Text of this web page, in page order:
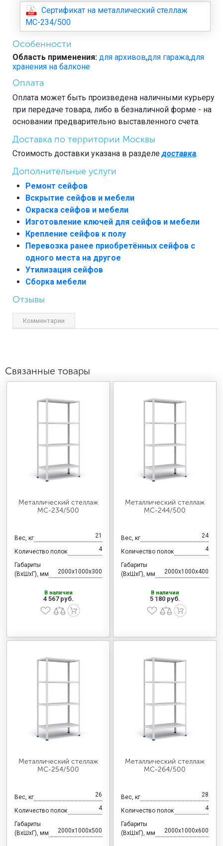
Сертификат на металлический стеллаж
МС-234/500
Особенности
Область применения: для архивов,для гаража,для
хранения на балконе
Оплата
Оплата может быть произведена наличными курьеру
при передаче товара, либо в безналичной форме - на
основании предварительно выставленного счета.
Доставка по территории Москвы
Стоимость доставки указана в разделедоставка.
Дополнительные услуги
Ремонт сейфов
Вскрытие сейфов и мебели
Окраска сейфов и мебели
Изготовление ключей для сейфов и мебели
Крепление сейфов к полу
Перевозка ранее приобретённых сейфов с
одного места на другое
Утилизация сейфов
Сборка мебели
Отзывы
Комментарии
Связанные товары
Металлический стеллаж
МС-234/500
Вес, кг 21
Количество полок 4
Габариты
(ВхШхГ), мм
2000x1000x300
В наличии
4 567 руб.
Металлический стеллаж
МС-244/500
Вес, кг 24
Количество полок 4
Габариты
(ВхШхГ), мм
2000x1000x400
В наличии
5 180 руб.
Металлический стеллаж
МС-254/500
Вес, кг 26
Количество полок 4
Габариты
(ВхШхГ), мм
2000x1000x500
Металлический стеллаж
МС-264/500
Вес, кг 28
Количество полок 4
Габариты
(ВхШхГ), мм
2000x1000x600